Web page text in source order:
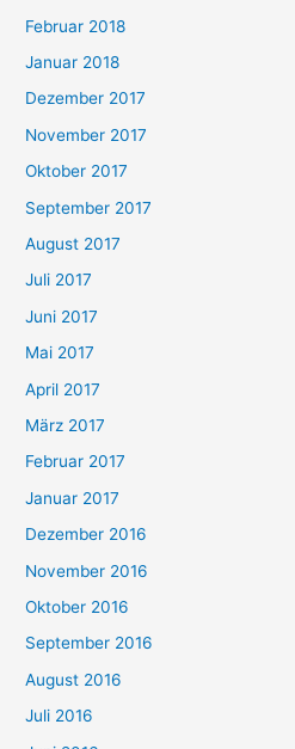
Februar 2018
Januar 2018
Dezember 2017
November 2017
Oktober 2017
September 2017
August 2017
Juli 2017
Juni 2017
Mai 2017
April 2017
März 2017
Februar 2017
Januar 2017
Dezember 2016
November 2016
Oktober 2016
September 2016
August 2016
Juli 2016